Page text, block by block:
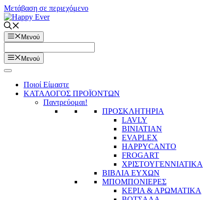
Μετάβαση σε περιεχόμενο
Μενού
Μενού
Ποιοί Είμαστε
ΚΑΤΑΛΟΓΟΣ ΠΡΟΪΟΝΤΩΝ
Παντρεύομαι!
ΠΡΟΣΚΛΗΤΗΡΙΑ
LAVLY
BINIATIAN
EVAPLEX
HAPPYCANTO
FROGART
ΧΡΙΣΤΟΥΓΕΝΝΙΑΤΙΚΑ
ΒΙΒΛΙΑ ΕΥΧΩΝ
ΜΠΟΜΠΟΝΙΕΡΕΣ
ΚΕΡΙΑ & ΑΡΩΜΑΤΙΚΑ